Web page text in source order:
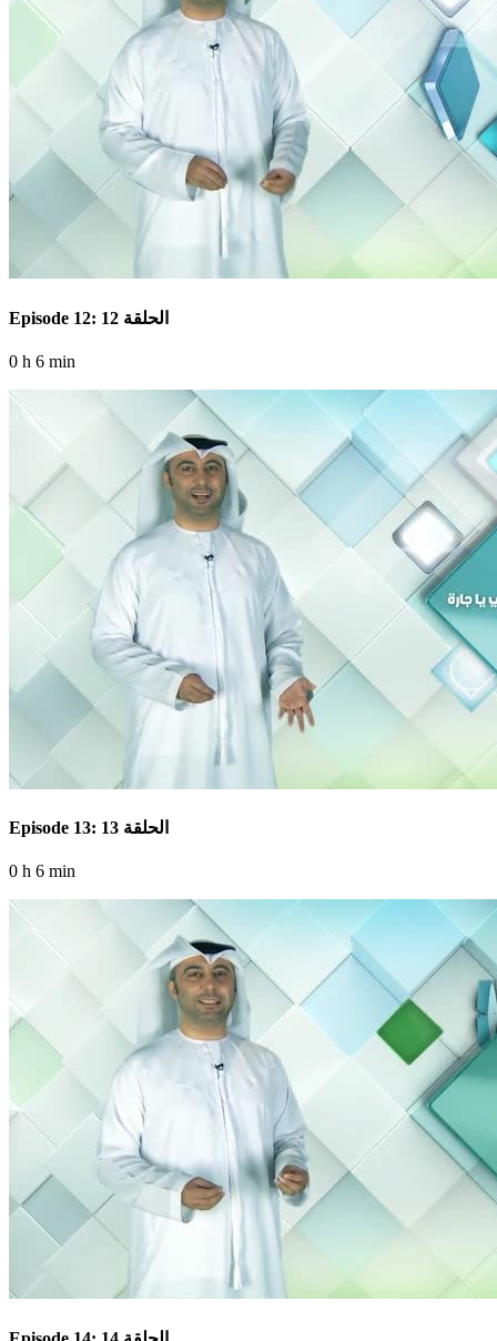
Episode 12: الحلقة 12
0 h 6 min
Episode 13: الحلقة 13
0 h 6 min